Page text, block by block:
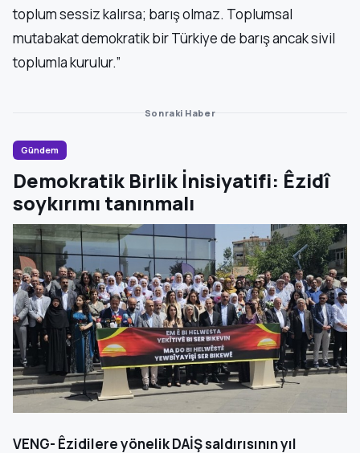
toplum sessiz kalırsa; barış olmaz. Toplumsal
mutabakat demokratik bir Türkiye de barış ancak sivil
toplumla kurulur.”
Sonraki Haber
Gündem
Demokratik Birlik İnisiyatifi: Êzidî
soykırımı tanınmalı
VENG- Êzidilere yönelik DAİŞ saldırısının yıl